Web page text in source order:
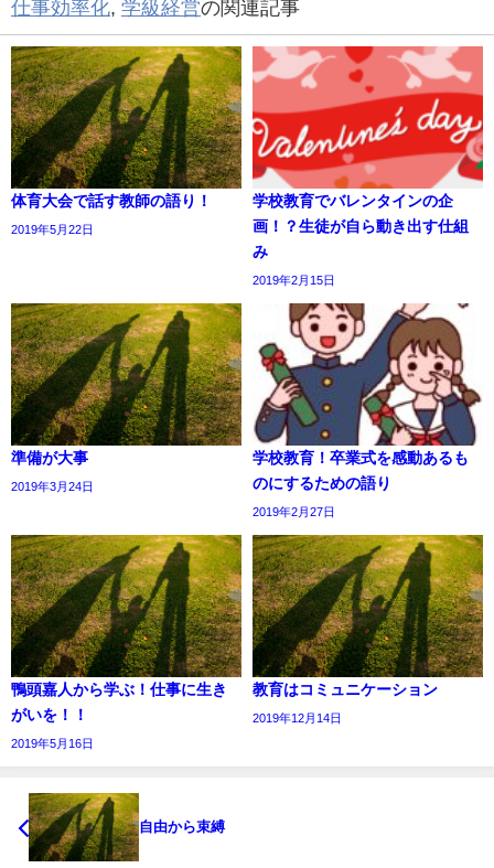
仕事効率化, 学級経営の関連記事
体育大会で話す教師の語り！
2019年5月22日
学校教育でバレンタインの企
画！？生徒が自ら動き出す仕組
み
2019年2月15日
準備が大事
2019年3月24日
学校教育！卒業式を感動あるも
のにするための語り
2019年2月27日
鴨頭嘉人から学ぶ！仕事に生き
がいを！！
2019年5月16日
教育はコミュニケーション
2019年12月14日
自由から束縛